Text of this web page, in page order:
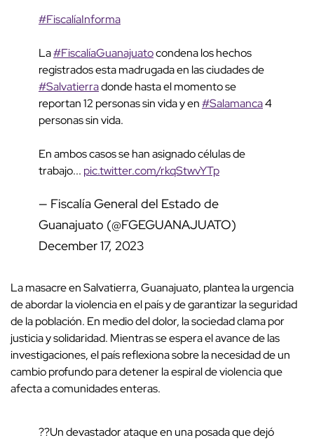
#FiscalíaInforma
La#FiscalíaGuanajuatocondena los hechos
registrados esta madrugada en las ciudades de
#Salvatierradonde hasta el momento se
reportan 12 personas sin vida y en#Salamanca4
personas sin vida.
En ambos casos se han asignado células de
trabajo... pic.twitter.com/rkqStwvYTp
— Fiscalía General del Estado de
Guanajuato (@FGEGUANAJUATO)
December 17, 2023
La masacre en Salvatierra, Guanajuato, plantea la urgencia
de abordar la violencia en el país y de garantizar la seguridad
de la población. En medio del dolor, la sociedad clama por
justicia y solidaridad. Mientras se espera el avance de las
investigaciones, el país reflexiona sobre la necesidad de un
cambio profundo para detener la espiral de violencia que
afecta a comunidades enteras.
??Un devastador ataque en una posada que dejó